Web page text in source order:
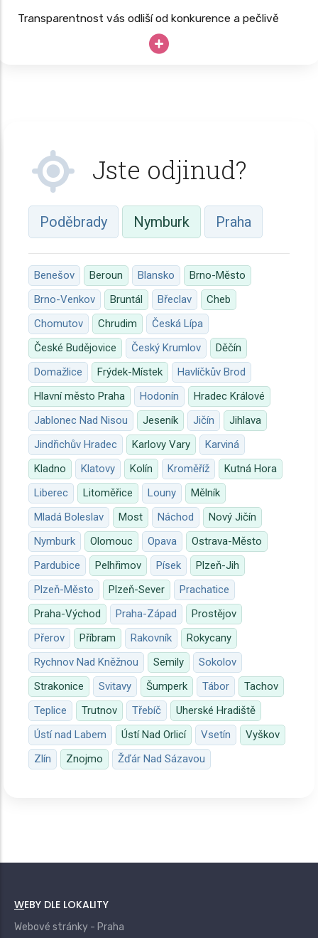
Transparentnost vás odliší od konkurence a pečlivě
budovaný web vás dlouhodobě posune nad konkurenci.
Vaše drahocenné hodiny, know-how a špičkové
Jste odjinud?
Poděbrady Nymburk Praha
Benešov Beroun Blansko
Brno-Město
Brno-Venkov
Bruntál Břeclav
Cheb
Chomutov
Chrudim
Česká Lípa
České Budějovice
Český Krumlov
Děčín
Domažlice
Frýdek-Místek
Havlíčkův Brod
Hlavní město Praha
Hodonín
Hradec Králové
Jablonec Nad Nisou
Jeseník Jičín
Jihlava
Jindřichův Hradec
Karlovy Vary
Karviná
Kladno
Klatovy Kolín Kroměříž
Kutná Hora
Liberec
Litoměřice Louny
Mělník
Mladá Boleslav
Most Náchod
Nový Jičín
Nymburk
Olomouc Opava
Ostrava-Město
Pardubice
Pelhřimov Písek
Plzeň-Jih
Plzeň-Město
Plzeň-Sever
Prachatice
Praha-Východ
Praha-Západ
Prostějov
Přerov
Příbram Rakovník
Rokycany
Rychnov Nad Kněžnou
Semily
Sokolov
Strakonice
Svitavy Šumperk Tábor
Tachov
Teplice
Trutnov Třebíč
Uherské Hradiště
Ústí nad Labem
Ústí Nad Orlicí Vsetín
Vyškov
Zlín
Znojmo Žďár Nad Sázavou
WEBY DLE LOKALITY
Webové stránky - Praha